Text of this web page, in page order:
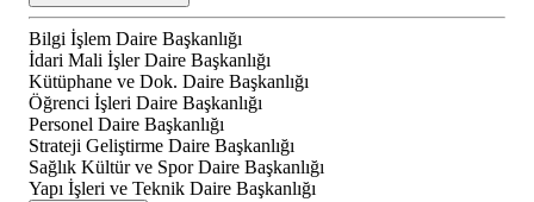
Bilgi İşlem Daire Başkanlığı
İdari Mali İşler Daire Başkanlığı
Kütüphane ve Dok. Daire Başkanlığı
Öğrenci İşleri Daire Başkanlığı
Personel Daire Başkanlığı
Strateji Geliştirme Daire Başkanlığı
Sağlık Kültür ve Spor Daire Başkanlığı
Yapı İşleri ve Teknik Daire Başkanlığı